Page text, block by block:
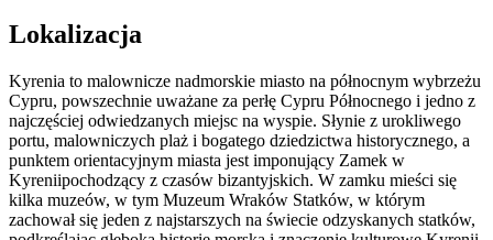
Lokalizacja
Kyrenia to malownicze nadmorskie miasto na północnym wybrzeżu
Cypru, powszechnie uważane za perłę Cypru Północnego i jedno z
najczęściej odwiedzanych miejsc na wyspie. Słynie z urokliwego
portu, malowniczych plaż i bogatego dziedzictwa historycznego, a
punktem orientacyjnym miasta jest imponujący Zamek w
Kyreniipochodzący z czasów bizantyjskich. W zamku mieści się
kilka muzeów, w tym Muzeum Wraków Statków, w którym
zachował się jeden z najstarszych na świecie odzyskanych statków,